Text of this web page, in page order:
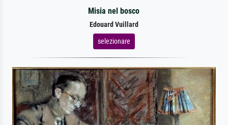
Misia nel bosco
Edouard Vuillard
selezionare